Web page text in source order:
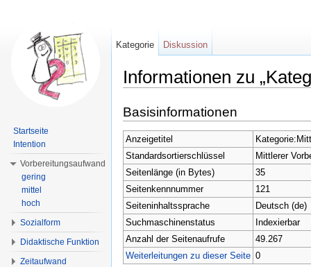
Informationen zu
Basisinformationen
Anzeigetitel
Standardsortierschlüssel
Mittlerer
Seitenlänge (in Bytes)
35
Seitenkennnummer
121
Seiteninhaltssprache
Deutsch (de)
Suchmaschinenstatus
Indexierbar
Anzahl der Seitenaufrufe
49.267
Weiterleitungen zu dieser Seite 0
Kategorie Diskussion
Startseite
Intention
Vorbereitungsaufwand
gering
mittel
hoch
Sozialform
Didaktische Funktion
Zeitaufwand